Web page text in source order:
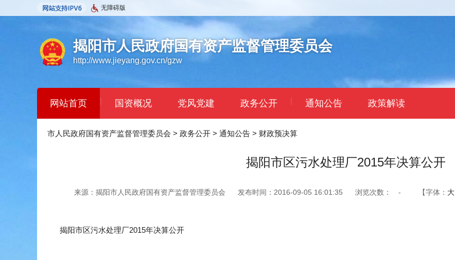
无障碍版
揭阳市人民政府国有资产监督管理委员会
http://www.jieyang.gov.cn/gzw
网站首页 | 国资概况 党风党建 政务公开 | 通知公告 政策解读
市人民政府国有资产监督管理委员会 > 政务公开 > 通知公告 > 财政预决算
揭阳市区污水处理厂2015年决算公开
来源：揭阳市人民政府国有资产监督管理委员会 发布时间：2016-09-05 16:01:35 浏览次数： - 【字体： 大
揭阳市区污水处理厂2015年决算公开